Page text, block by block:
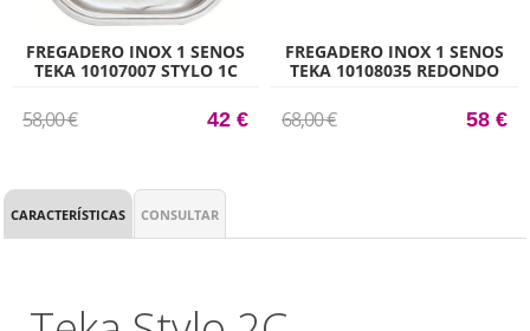
FREGADERO INOX 1 SENOS
TEKA 10107007 STYLO 1C
58,00 € 42 €
FREGADERO INOX 1 SENOS
TEKA 10108035 REDONDO
68,00 € 58 €
CARACTERÍSTICAS CONSULTAR